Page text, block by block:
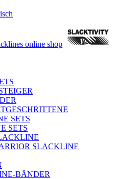
SETS
SETS
SLACKLINE
BÄNDER